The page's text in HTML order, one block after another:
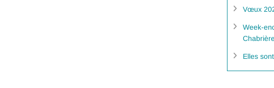
Vœux
Week-
Elles